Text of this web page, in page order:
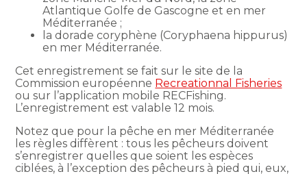
Atlantique Golfe de Gascogne et en mer
Méditerranée ;
la dorade coryphène (Coryphaena hippurus)
en mer Méditerranée.
Cet enregistrement se fait sur le site de la
Commission européenne Recreationnal Fisheries
ou sur l’application mobile RECFishing.
L’enregistrement est valable 12 mois.
Notez que pour la pêche en mer Méditerranée
les règles diffèrent : tous les pêcheurs doivent
s’enregistrer quelles que soient les espèces
ciblées, à l’exception des pêcheurs à pied qui, eux,